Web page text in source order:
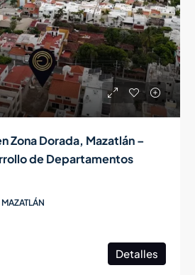
Zona Dorada, Mazatlán –
de Departamentos
Detalles